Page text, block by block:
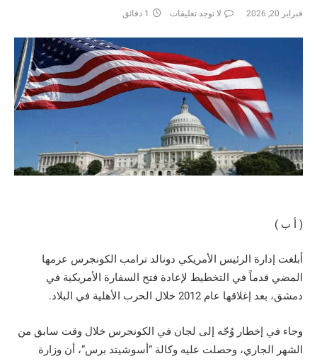
فبراير 20, 2026 لا توجد تعليقات 1 دقائق
( أ ب )
أبلغت إدارة الرئيس الأمريكي دونالد ترامب الكونجرس عزمها
المضي قدماً في التخطيط لإعادة فتح السفارة الأمريكية في
دمشق، بعد إغلاقها عام 2012 خلال الحرب الأهلية في البلاد.
وجاء في إخطار وُجّه إلى لجان في الكونجرس خلال وقت سابق من
الشهر الجاري، وحصلت عليه وكالة “أسوشيتد برس”، أن وزارة